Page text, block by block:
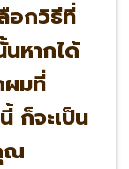
อกวิธีที่
หากได้
ผมที่
ก็จะเป็น
ณ